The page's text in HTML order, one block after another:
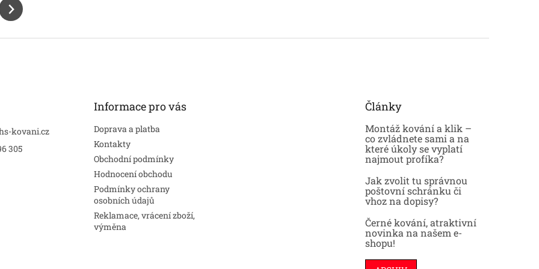
kovani.cz
305
Informace pro vás
Doprava a platba
Kontakty
Obchodní podmínky
Hodnocení obchodu
Podmínky ochrany
osobních údajů
Reklamace, vrácení zboží,
výměna
Články
Montáž kování a klik –
co zvládnete sami a na
které úkoly se vyplatí
najmout profíka?
Jak zvolit tu správnou
poštovní schránku či
vhoz na dopisy?
Černé kování, atraktivní
novinka na našem e-
shopu!